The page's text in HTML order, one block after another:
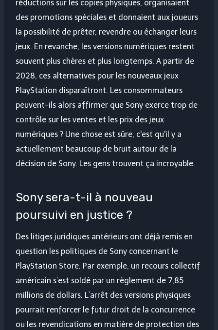
réductions sur les copies physiques, organisaient
des promotions spéciales et donnaient aux joueurs
la possibilité de prêter, revendre ou échanger leurs
jeux. En revanche, les versions numériques restent
souvent plus chères et plus longtemps. A partir de
2028, ces alternatives pour les nouveaux jeux
PlayStation disparaîtront. Les consommateurs
peuvent-ils alors affirmer que Sony exerce trop de
contrôle sur les ventes et les prix des jeux
numériques ? Une chose est sûre, c'est qu'il y a
actuellement beaucoup de bruit autour de la
décision de Sony. Les gens trouvent ça incroyable.
Sony sera-t-il à nouveau
poursuivi en justice ?
Des litiges juridiques antérieurs ont déjà remis en
question les politiques de Sony concernant le
PlayStation Store. Par exemple, un recours collectif
américain s’est soldé par un règlement de 7,85
millions de dollars. L’arrêt des versions physiques
pourrait renforcer le futur droit de la concurrence
ou les revendications en matière de protection des